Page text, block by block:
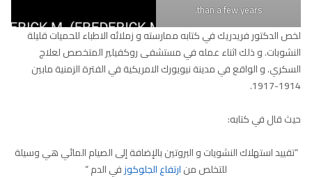
than a few years.
لخص الدكتور فريدريك في كتابه ممارسته و زملائه الاطباء للحميات قليلة
النشوبات. و ذلك اثناء عمله في مستشفى روكفيلير المتخصص لعلاج
السكري. و الواقع في مدينة نيويورك الامريكية في الفترة الزمنية مابين
1914-1917.
حيث قال في كتابه:
“تقييد استهلاك النشويات و البروتين بالإضافة إلى الصيام المائي هي وسيلة
للتخلص منارتفاع الجلوكوزفي الدم “